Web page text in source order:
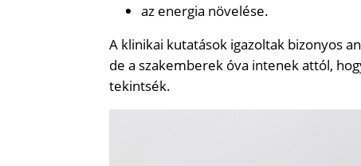
az energia növelése.
A klinikai kutatások igazoltak bizonyos
de a szakemberek óva intenek attól,
tekintsék.